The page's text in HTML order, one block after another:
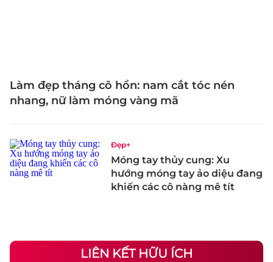
Làm đẹp tháng cô hồn: nam cắt tóc nén
nhang, nữ làm móng vàng mã
Đẹp+
Móng tay thủy cung: Xu
hướng móng tay ảo diệu đang
khiến các cô nàng mê tít
LIÊN KẾT HỮU ÍCH